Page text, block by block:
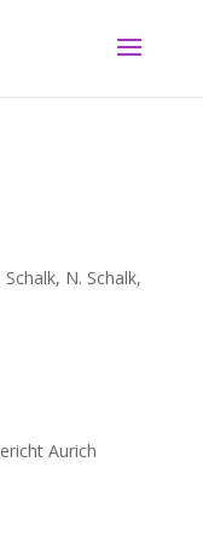
N. Schalk,
Aurich